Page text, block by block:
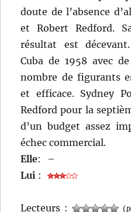
doute de l’absence
et Robert Redford.
résultat est
Cuba de 1958 avec
nombre de figurants
et efficace. Sydney
Redford pour la
d’un budget assez
échec commercial.
Elle:
–
Lui :
Lecteurs : (